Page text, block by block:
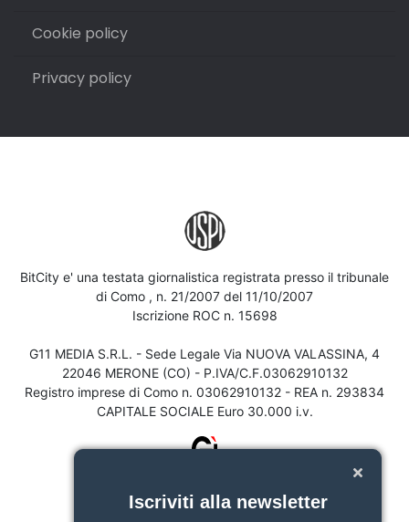
Cookie policy
Privacy policy
BitCity e' una testata giornalistica registrata presso il tribunale
di Como , n. 21/2007 del 11/10/2007
Iscrizione ROC n. 15698
G11 MEDIA S.R.L. - Sede Legale Via NUOVA VALASSINA, 4
22046 MERONE (CO) - P.IVA/C.F.03062910132
Registro imprese di Como n. 03062910132 - REA n. 293834
CAPITALE SOCIALE Euro 30.000 i.v.
Iscriviti alla newsletter